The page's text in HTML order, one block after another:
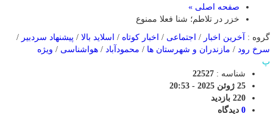
صفحه اصلی »
خزر در تلاطم؛ شنا فعلا ممنوع
گروه :
آخرین اخبار / اجتماعی / اخبار کوتاه / اسلاید بالا / پیشنهاد سردبیر /
سرخ رود / مازندران و شهرستان ها / محمودآباد / هواشناسی / ویژه
پ
شناسه : 22527
25 ژوئن 2025 - 20:53
220 بازدید
0 دیدگاه